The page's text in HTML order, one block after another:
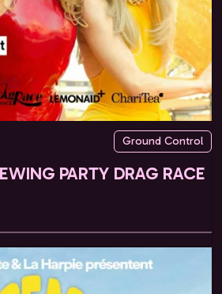
Ground Control
PARTY DRAG RACE